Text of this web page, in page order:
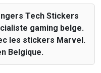
Tech Stickers
gaming belge.
les stickers Marvel.
Belgique.